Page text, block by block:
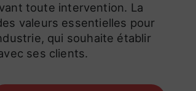
toute intervention. La
valeurs essentielles pour
qui souhaite établir
ses clients.